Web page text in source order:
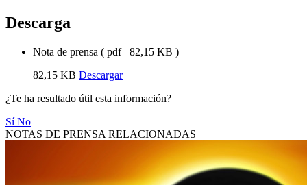
Descarga
Nota de prensa ( pdf 82,15 KB )
82,15 KB Descargar
¿Te ha resultado útil esta información?
SíNo
NOTAS DE PRENSA RELACIONADAS